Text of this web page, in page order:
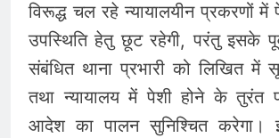
विरूद्ध चल रहे न्यायालयीन प्रकरणों में
उपस्थिति हेतु छूट रहेगी, परंतु इसके
संबंधित थाना प्रभारी को लिखित में
तथा न्यायालय में पेशी होने के तुरंत
आदेश का पालन सुनिश्चित